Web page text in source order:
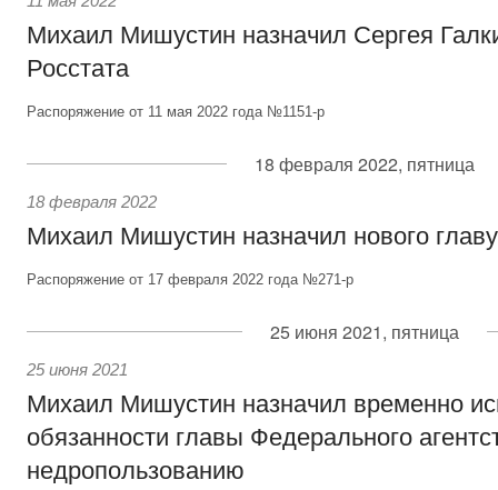
Михаил Мишустин назначил Сергея
Росстата
Распоряжение от 11 мая 2022 года №1151-р
18 февраля 2022, пятница
18 февраля 2022
Михаил Мишустин назначил нового
Распоряжение от 17 февраля 2022 года №271-р
25 июня 2021, пятница
25 июня 2021
Михаил Мишустин назначил временно
обязанности главы Федерального
недропользованию